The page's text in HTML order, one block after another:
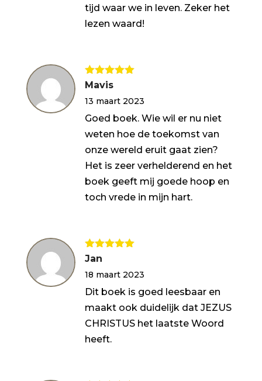
tijd waar we in leven. Zeker het
lezen waard!
Gewaardeerd
Mavis
13 maart 2023
Goed boek. Wie wil er nu niet
weten hoe de toekomst van
onze wereld eruit gaat zien?
Het is zeer verhelderend en het
boek geeft mij goede hoop en
toch vrede in mijn hart.
Gewaardeerd
Jan
18 maart 2023
Dit boek is goed leesbaar en
maakt ook duidelijk dat JEZUS
CHRISTUS het laatste Woord
heeft.